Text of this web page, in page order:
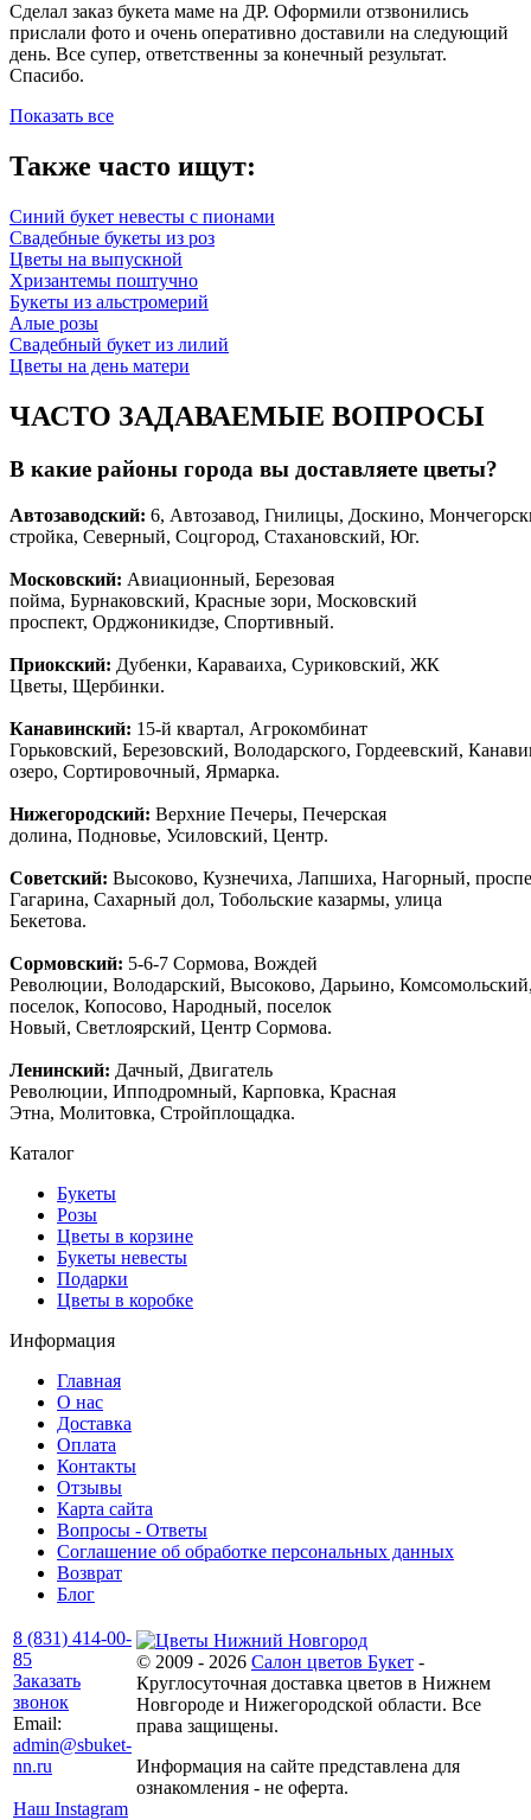
Сделал заказ букета маме на ДР. Оформили отзвонились
прислали фото и очень оперативно доставили на следующий
день. Все супер, ответственны за конечный результат.
Спасибо.
Показать все
Также часто ищут:
Синий букет невесты с пионами
Свадебные букеты из роз
Цветы на выпускной
Хризантемы поштучно
Букеты из альстромерий
Алые розы
Свадебный букет из лилий
Цветы на день матери
ЧАСТО ЗАДАВАЕМЫЕ ВОПРОСЫ
В какие районы города вы доставляете цветы?
Автозаводский: 6, Автозавод, Гнилицы, Доскино,
стройка, Северный, Соцгород, Стахановский, Юг.
Московский: Авиационный, Березовая
пойма, Бурнаковский, Красные зори, Московский
проспект, Орджоникидзе, Спортивный.
Приокский: Дубенки, Караваиха, Суриковский, ЖК
Цветы, Щербинки.
Канавинский: 15-й квартал, Агрокомбинат
Горьковский, Березовский, Володарского, Гордеевский,
озеро, Сортировочный, Ярмарка.
Нижегородский: Верхние Печеры, Печерская
долина, Подновье, Усиловский, Центр.
Советский: Высоково, Кузнечиха, Лапшиха, Нагорный,
Гагарина, Сахарный дол, Тобольские казармы, улица
Бекетова.
Сормовский: 5-6-7 Сормова, Вождей
Революции, Володарский, Высоково, Дарьино,
поселок, Копосово, Народный, поселок
Новый, Светлоярский, Центр Сормова.
Ленинский: Дачный, Двигатель
Революции, Ипподромный, Карповка, Красная
Этна, Молитовка, Стройплощадка.
Каталог
Букеты
Розы
Цветы в корзине
Букеты невесты
Подарки
Цветы в коробке
Информация
Главная
О нас
Доставка
Оплата
Контакты
Отзывы
Карта сайта
Вопросы - Ответы
Соглашение об обработке персональных данных
Возврат
Блог
8 (831) 414-00-
85
Заказать
звонок
Email:
admin@sbuket-
nn.ru
Наш Instagram
© 2009 - 2026 Салон цветов Букет -
Круглосуточная доставка цветов в Нижнем
Новгороде и Нижегородской области. Все
права защищены.
Информация на сайте представлена для
ознакомления - не оферта.